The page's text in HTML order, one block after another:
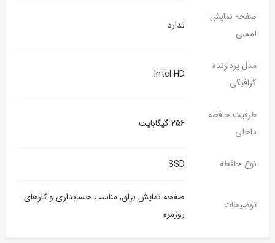
صفحه نمایش
لمسی
ندارد
مدل پردازنده
گرافیگی
Intel HD
ظرفیت حافظه
داخلی
256 گیگابایت
نوع حافظه SSD
توضیحات
صفحه نمایش براق, مناسب حسابداری و کارهای
روزمره